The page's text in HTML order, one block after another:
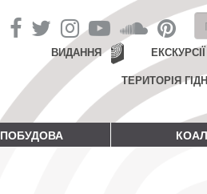
ЕКСКУРСІЇ
ВИДАННЯ
ТЕРИТОРІЯ
ПОБУДОВА